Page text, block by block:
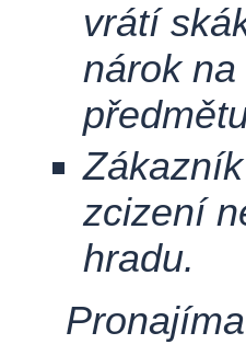
vrátí
nárok
zcizení
hradu.